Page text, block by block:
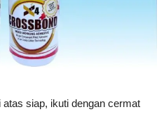
siap, ikuti dengan cermat